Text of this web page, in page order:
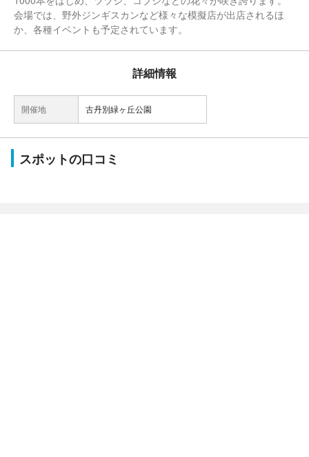
会場では、野外ジンギスカンなど様々な模擬店が出店されるほ
か、各種イベントも予定されています。
詳細情報
開催地 古丹別緑ヶ丘公園
スポットの口コミ